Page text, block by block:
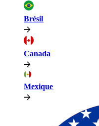
Brésil​​
Canada​​
Mexique​​